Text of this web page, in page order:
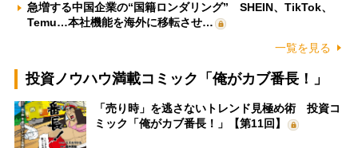
急増する中国企業の“国籍ロンダリング” SHEIN、TikTok、
Temu…本社機能を海外に移転させ…
一覧を見る
投資ノウハウ満載コミック「俺がカブ番長！」
「売り時」を逃さないトレンド見極め術 投資コ
ミック「俺がカブ番長！」【第11回】